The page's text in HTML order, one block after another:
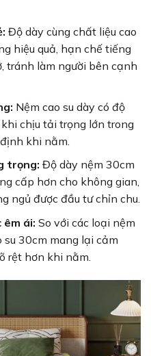
Độ dày cùng chất liệu cao
hiệu quả, hạn chế tiếng
tránh làm người bên cạnh
Nệm cao su dày có độ
chịu tải trọng lớn trong
khi nằm.
trọng: Độ dày nệm 30cm
cấp hơn cho không gian,
ngủ được đầu tư chỉn chu.
êm ái: So với các loại nệm
su 30cm mang lại cảm
rệt hơn khi nằm.